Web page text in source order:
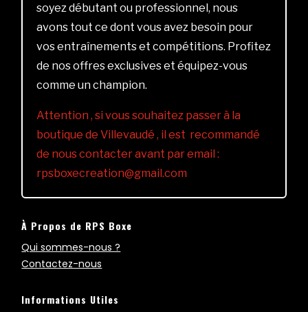
soyez débutant ou professionnel, nous
avons tout ce dont vous avez besoin pour
vos entraînements et compétitions. Profitez
de nos offres exclusives et équipez-vous
comme un champion.
Attention , si vous souhaitez passer à la
boutique de Villevaudé , il est recommandé
de nous contacter avant par email :
rpsboxecreation@gmail.com
À Propos de RPS Boxe
Qui sommes-nous ?
Contactez-nous
Informations Utiles